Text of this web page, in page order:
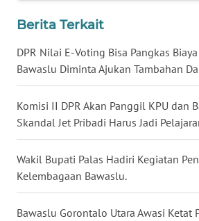
Berita Terkait
DPR Nilai E-Voting Bisa Pangkas
Bawaslu Diminta Ajukan Tambahan
Komisi II DPR Akan Panggil KPU dan
Skandal Jet Pribadi Harus Jadi
Wakil Bupati Palas Hadiri Kegiatan
Kelembagaan Bawaslu.
Bawaslu Gorontalo Utara Awasi Ketat
WN
KALTARA
WN